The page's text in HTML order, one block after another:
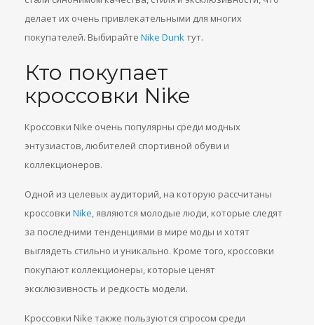
делает их очень привлекательными для многих
покупателей. Выбирайте Nike Dunkтут.
Кто покупает
кроссовки Nike
Кроссовки Nike очень популярны среди модных
энтузиастов, любителей спортивной обуви и
коллекционеров.
Одной из целевых аудиторий, на которую рассчитаны
кроссовки Nike, являются молодые люди, которые следят
за последними тенденциями в мире моды и хотят
выглядеть стильно и уникально. Кроме того, кроссовки
покупают коллекционеры, которые ценят
эксклюзивность и редкость модели.
Кроссовки Nike также пользуются спросом среди